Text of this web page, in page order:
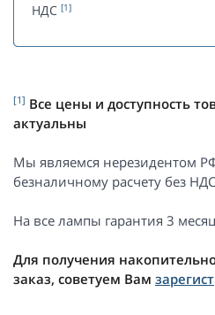
НДС [1]
[1] Все цены и доступность
актуальны
Мы являемся нерезидентом
безналичному расчету без
На все лампы гарантия 3
Для получения
заказ, советуем Вам